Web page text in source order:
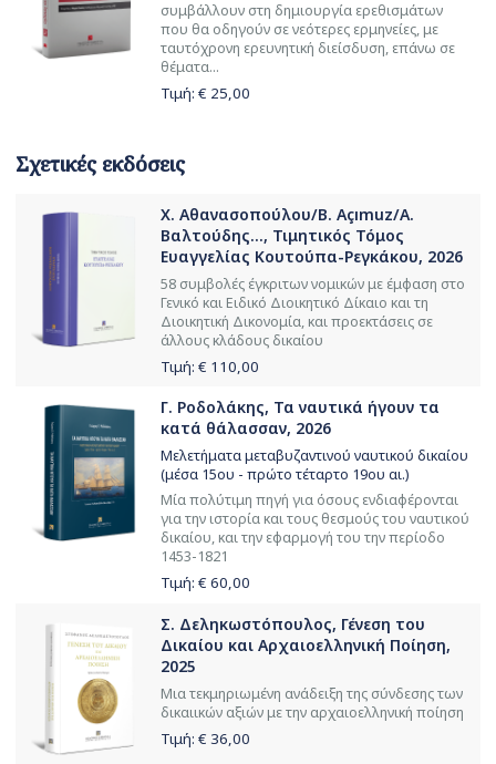
συμβάλλουν στη δημιουργία ερεθι­σμάτων
που θα οδηγούν σε νεότερες ερμηνείες, με
ταυτόχρονη ερευνητική διείσδυση, επάνω σε
θέματα...
Τιμή: € 25,00
Σχετικές εκδόσεις
Χ. Αθανασοπούλου/B. Açımuz/Α.
Βαλτούδης..., Τιμητικός Τόμος
Ευαγγελίας Κουτούπα-Ρεγκάκου, 2026
58 συμβολές έγκριτων νομικών με έμφαση στο
Γενικό και Ειδικό Διοικητικό Δίκαιο και τη
Διοικητική Δικονομία, και προεκτάσεις σε
άλλους κλάδους δικαίου
Τιμή: € 110,00
Γ. Ροδολάκης, Τα ναυτικά ήγουν τα
κατά θάλασσαν, 2026
Μελετήματα μεταβυζαντινού ναυτικού δικαίου
(μέσα 15ου - πρώτο τέταρτο 19ου αι.)
Μία πολύτιμη πηγή για όσους ενδιαφέρονται
για την ιστορία και τους θεσμούς του ναυτικού
δικαίου, και την εφαρμογή του την περίοδο
1453-1821
Τιμή: € 60,00
Σ. Δεληκωστόπουλος, Γένεση του
Δικαίου και Αρχαιοελληνική Ποίηση,
2025
Μια τεκμηριωμένη ανάδειξη της σύνδεσης των
δικαιικών αξιών με την αρχαιοελληνική ποίηση
Τιμή: € 36,00